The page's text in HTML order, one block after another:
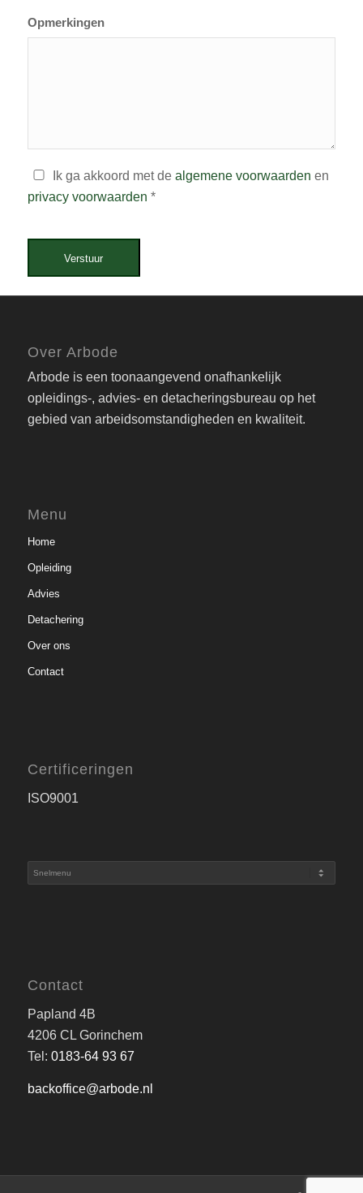
Opmerkingen
Ik ga akkoord met de algemene voorwaarden en
privacy voorwaarden *
Verstuur
Over Arbode
Arbode is een toonaangevend onafhankelijk
opleidings-, advies- en detacheringsbureau op het
gebied van arbeidsomstandigheden en kwaliteit.
Menu
Home
Opleiding
Advies
Detachering
Over ons
Contact
Certificeringen
ISO9001
Contact
Papland 4B
4206 CL Gorinchem
Tel: 0183-64 93 67
backoffice@arbode.nl